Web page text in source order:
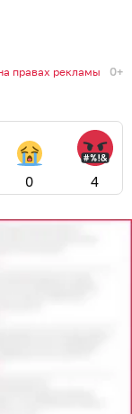
правах рекламы 0+
0 4